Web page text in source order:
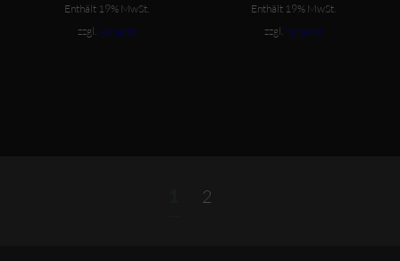
Enthält 19% MwSt.
zzgl. Versand
Enthält 19% MwSt.
zzgl.Versand
2